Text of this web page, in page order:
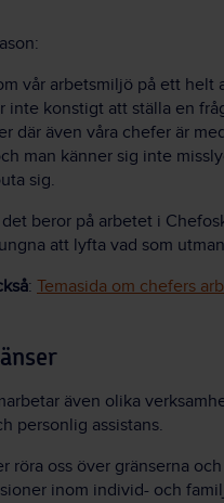
vår arbetsmiljö på ett helt
inte konstigt att ställa en
där även våra chefer är
man känner sig inte
sig.
beror på arbetet i
att lyfta vad som
: Temasida om chefers
även olika
personlig assistans.
röra oss över gränserna
inom individ- och